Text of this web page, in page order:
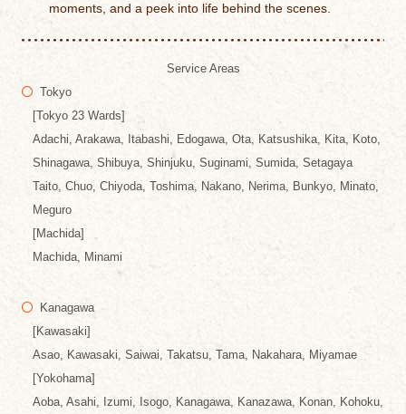
moments, and a peek into life behind the scenes.
Service Areas
Tokyo
[Tokyo 23 Wards]
Adachi, Arakawa, Itabashi, Edogawa, Ota, Katsushika, Kita, Koto,
Shinagawa, Shibuya, Shinjuku, Suginami, Sumida, Setagaya
Taito, Chuo, Chiyoda, Toshima, Nakano, Nerima, Bunkyo, Minato,
Meguro
[Machida]
Machida, Minami
Kanagawa
[Kawasaki]
Asao, Kawasaki, Saiwai, Takatsu, Tama, Nakahara, Miyamae
[Yokohama]
Aoba, Asahi, Izumi, Isogo, Kanagawa, Kanazawa, Konan, Kohoku,